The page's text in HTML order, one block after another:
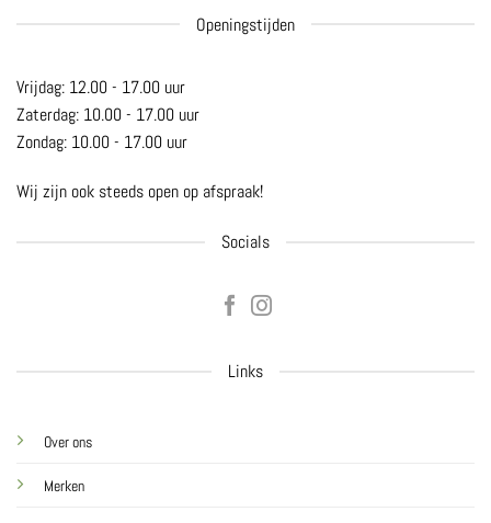
Links
Over ons
Merken
Openingstijden
Vrijdag: 12.00 - 17.00 uur
Zaterdag: 10.00 - 17.00 uur
Zondag: 10.00 - 17.00 uur
Wij zijn ook steeds open op afspraak!
Socials